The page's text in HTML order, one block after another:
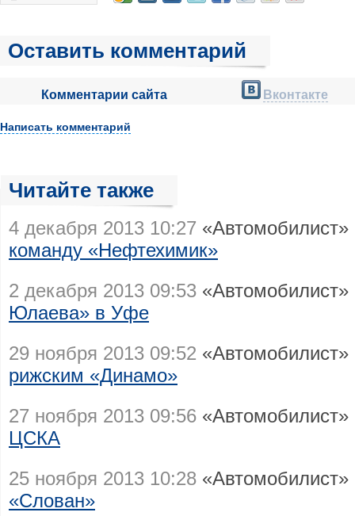
Оставить комментарий
Комментарии сайта Вконтакте
Написать комментарий
Читайте также
4 декабря 2013 10:27
команду «Нефтехимик»
2 декабря 2013 09:53
Юлаева» в Уфе
29 ноября 2013 09:52
рижским «Динамо»
27 ноября 2013 09:56
ЦСКА
25 ноября 2013 10:28
«Слован»